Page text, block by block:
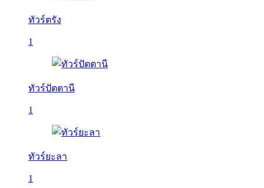
ทัวร์ตรัง
1
ทัวร์ปัตตานี
1
ทัวร์ยะลา
1